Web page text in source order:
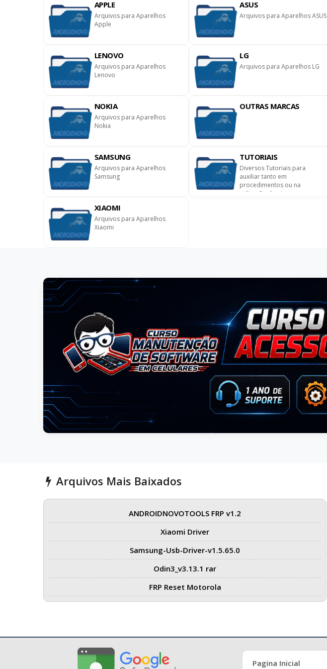
APPLE
Arquivos para Aparelhos
Apple
ASUS
Arquivos para Aparelhos ASUS
LENOVO
Arquivos para Aparelhos
Lenovo
LG
Arquivos para Aparelhos LG
NOKIA
Arquivos para Aparelhos
Nokia
OUTRAS MARCAS
SAMSUNG
Arquivos para Aparelhos
Samsung
TUTORIAIS
Diversos Tutoriais para
auxiliar tanto em
procedimentos ou na
utilização do site.
XIAOMI
Arquivos para Aparelhos
Xiaomi
Arquivos Mais Baixados
ANDROIDNOVOTOOLS FRP v1.2
Xiaomi Driver
Samsung-Usb-Driver-v1.5.65.0
Odin3_v3.13.1 rar
FRP Reset Motorola
Pagina Inicial